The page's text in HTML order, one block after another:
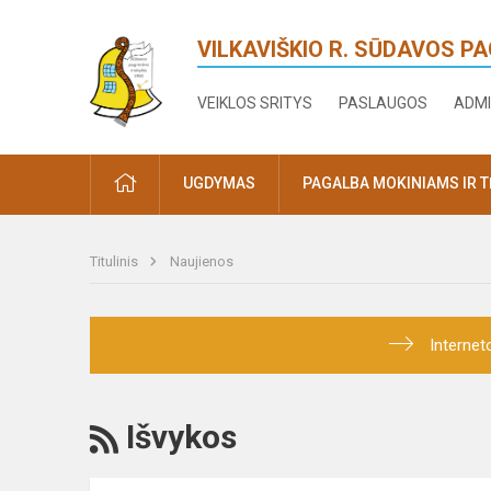
VILKAVIŠKIO R. SŪDAVOS
VEIKLOS SRITYS PASLAUGOS
PRADŽIAUGDYMAS PAGALBA MOKINIAMS IR
Titulinis Naujienos
RSS
Išvykos